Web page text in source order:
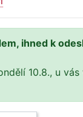
ihned k
10.8., u